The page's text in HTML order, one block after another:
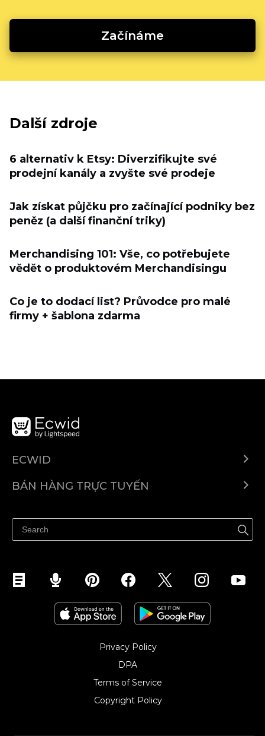
Začínáme
Další zdroje
6 alternativ k Etsy: Diverzifikujte své
prodejní kanály a zvyšte své prodeje
Jak získat půjčku pro začínající podniky bez
peněz (a další finanční triky)
Merchandising 101: Vše, co potřebujete
vědět o produktovém Merchandisingu
Co je to dodací list? Průvodce pro malé
firmy + šablona zdarma
ECWID
Trung tâm trợ giúp
BÁN HÀNG TRỰC TUYẾN
Quảng bá ở bất cứ đâu
Kiểm soát mọi thứ
Privacy Policy
DPA
Terms of Service
Copyright Policy‎